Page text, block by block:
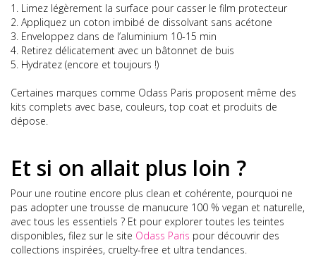
Limez légèrement la surface pour casser le film protecteur
Appliquez un coton imbibé de dissolvant sans acétone
Enveloppez dans de l’aluminium 10-15 min
Retirez délicatement avec un bâtonnet de buis
Hydratez (encore et toujours !)
Certaines marques comme Odass Paris proposent même des
kits complets avec base, couleurs, top coat et produits de
dépose.
Et si on allait plus loin ?
Pour une routine encore plus clean et cohérente, pourquoi ne
pas adopter une trousse de manucure 100 % vegan et naturelle,
avec tous les essentiels ? Et pour explorer toutes les teintes
disponibles, filez sur le site Odass Paris pour découvrir des
collections inspirées, cruelty-free et ultra tendances.